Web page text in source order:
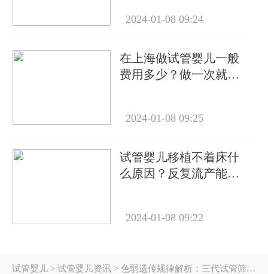
2024-01-08 09:24
在上海做试管婴儿一般
费用多少？做一次就能
2024-01-08 09:25
试管婴儿移植不着床什
么原因？反复流产能做
2024-01-08 09:22
试管婴儿 > 试管婴儿资讯 > 色弱遗传规律解析：三代试管筛查能否避免下一代患病